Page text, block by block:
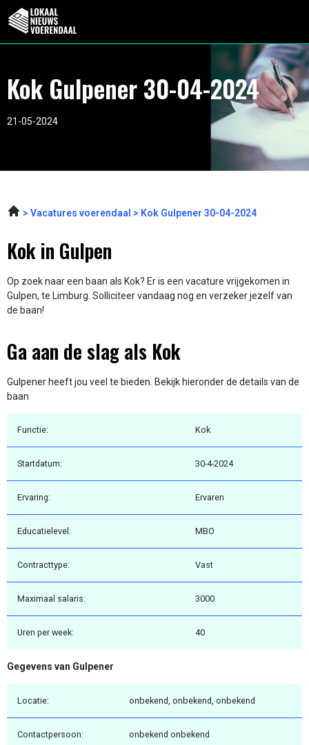
Kok Gulpener 30-04-2024
21-05-2024
Vacatures voerendaal Kok Gulpener 30-04-2024
Kok in Gulpen
Op zoek naar een baan als Kok? Er is een vacature vrijgekomen in
Gulpen, te Limburg. Solliciteer vandaag nog en verzeker jezelf van
de baan!
Ga aan de slag als Kok
Gulpener heeft jou veel te bieden. Bekijk hieronder de details van de
baan
Functie: Kok
Startdatum: 30-4-2024
Ervaring: Ervaren
Educatielevel: MBO
Contracttype: Vast
Maximaal salaris: 3000
Uren per week: 40
Gegevens van Gulpener
Locatie: onbekend, onbekend, onbekend
Contactpersoon: onbekend onbekend